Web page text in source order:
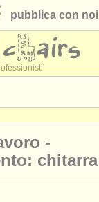
pubblica con noi
-
chitarra